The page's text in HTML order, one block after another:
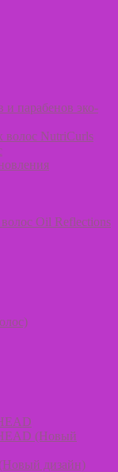
и парабенов эко-
волос NutriCurls
Oil Reflections
(Новый
дизайн)